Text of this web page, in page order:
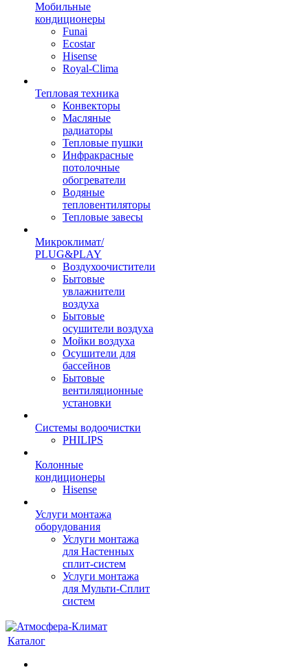
Мобильные
кондиционеры
Funai
Ecostar
Hisense
Royal-Clima
Тепловая техника
Конвекторы
Масляные
радиаторы
Тепловые пушки
Инфракрасные
потолочные
обогреватели
Водяные
тепловентиляторы
Тепловые завесы
Микроклимат/
PLUG&PLAY
Воздухоочистители
Бытовые
увлажнители
воздуха
Бытовые
осушители воздуха
Мойки воздуха
Осушители для
бассейнов
Бытовые
вентиляционные
установки
Системы водоочистки
PHILIPS
Колонные
кондиционеры
Hisense
Услуги монтажа
оборудования
Услуги монтажа
для Настенных
сплит-систем
Услуги монтажа
для Мульти-Сплит
систем
Каталог